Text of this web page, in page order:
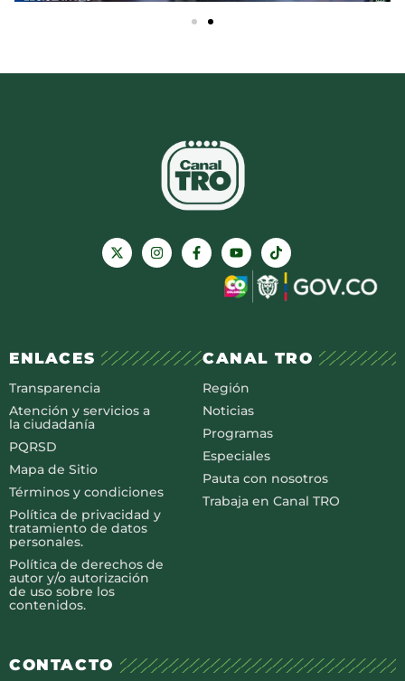
ENLACES
Transparencia
Atención y servicios a
la ciudadanía
PQRSD
Mapa de Sitio
Términos y condiciones
Política de privacidad y
tratamiento de datos
personales.
Política de derechos de
autor y/o autorización
de uso sobre los
contenidos.
CANAL TRO
Región
Noticias
Programas
Especiales
Pauta con nosotros
Trabaja en Canal TRO
CONTACTO